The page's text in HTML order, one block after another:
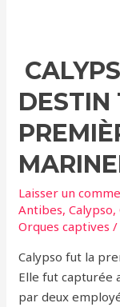
DESTIN
Laisser un
Antibes,Calypso,
Orques captives /
Calypso fut la
Elle fut capturée
par deux